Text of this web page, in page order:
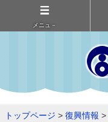
メニュ－
トップページ > 復興情報 >